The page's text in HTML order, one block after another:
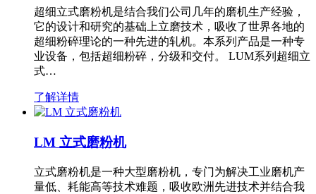
超细立式磨粉机是结合我们公司几年的磨机生产经验，
它的设计和研究的基础上立磨技术，吸收了世界各地的
超细粉碎理论的一种先进的轧机。本系列产品是一种专
业设备，包括超细粉碎，分级和交付。 LUM系列超细立
式…
了解详情
LM 立式磨粉机
立式磨粉机是一种大型磨粉机，专门为解决工业磨机产
量低、耗能高等技术难题，吸收欧洲先进技术并结合我